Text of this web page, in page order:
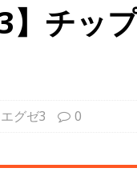
】チッ
グゼ3 0